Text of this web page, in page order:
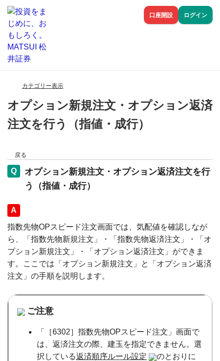
口座開設 ログイン
カテゴリー表示
オプション新規注文・オプション返済
注文を行う（指値・成行）
戻る
オプション新規注文・オプション返済注文を行
う（指値・成行）
回答
指数先物OPスピード注文画面では、気配値を確認しなが
ら、「指数先物新規注文」・「指数先物返済注文」・「オ
プション新規注文」・「オプション返済注文」ができま
す。ここでは「オプション新規注文」と「オプション返済
注文」の手順を説明します。
ご注意
「［6302］指数先物OPスピード注文」画面で
は、返済注文の際、建玉を指定できません。選
択している返済順序ルール設定
のとおりに